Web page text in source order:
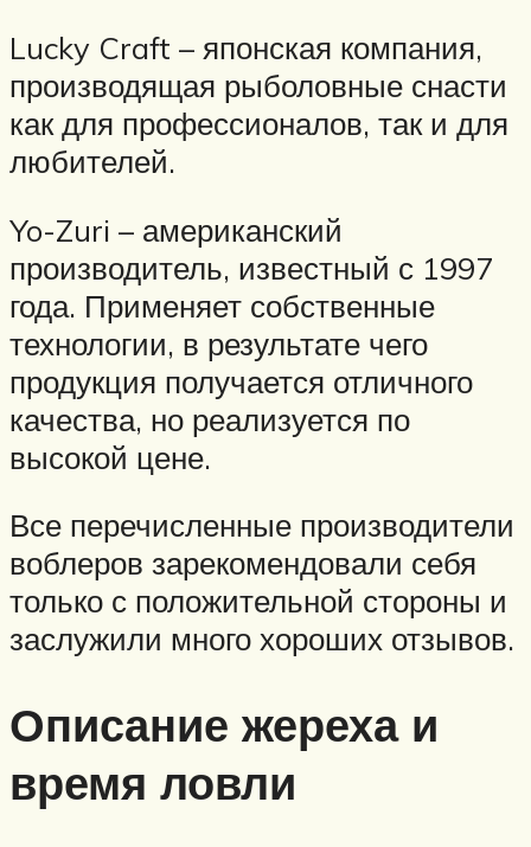
Lucky Craft – японская компания,
производящая рыболовные снасти
как для профессионалов, так и для
любителей.
Yo-Zuri – американский
производитель, известный с 1997
года. Применяет собственные
технологии, в результате чего
продукция получается отличного
качества, но реализуется по
высокой цене.
Все перечисленные производители
воблеров зарекомендовали себя
только с положительной стороны и
заслужили много хороших отзывов.
Описание жереха и
время ловли